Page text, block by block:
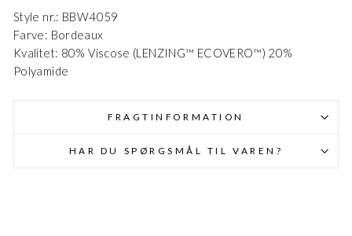
Style nr.: BBW4059
Farve: Bordeaux
Kvalitet: 80% Viscose (LENZING™ ECOVERO™) 20%
Polyamide
FRAGTINFORMATION
HAR DU SPØRGSMÅL TIL VAREN?